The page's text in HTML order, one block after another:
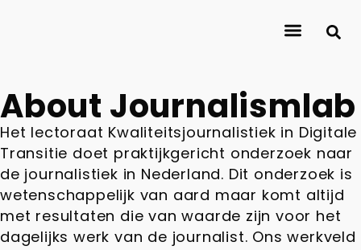
About Journalismlab
Het lectoraat Kwaliteitsjournalistiek in Digitale
Transitie doet praktijkgericht onderzoek naar
de journalistiek in Nederland. Dit onderzoek is
wetenschappelijk van aard maar komt altijd
met resultaten die van waarde zijn voor het
dagelijks werk van de journalist. Ons werkveld